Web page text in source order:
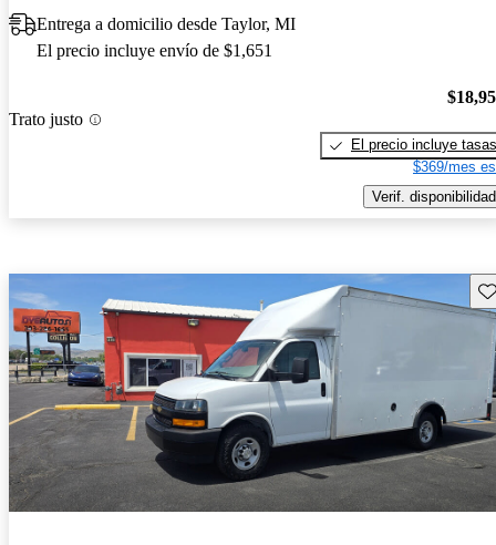
Entrega a domicilio desde Taylor, MI
El precio incluye envío de $1,651
Trato justo
El precio incluye tasas
$369/mes
Verif. disponibilidad